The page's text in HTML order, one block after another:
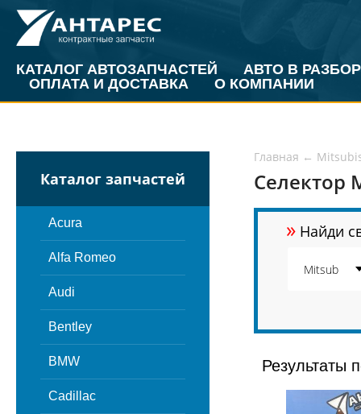
КАТАЛОГ АВТОЗАПЧАСТЕЙ
АВТО В РАЗБОР
ОПЛАТА И ДОСТАВКА
О КОМПАНИИ
Каталог запчастей
Acura
Alfa Romeo
Audi
Bentley
BMW
Cadillac
Главная ←
Селектор
» Найди
Результаты